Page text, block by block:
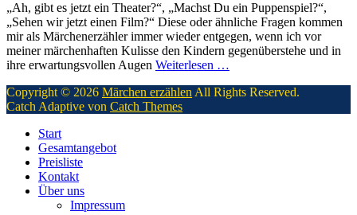
„Ah, gibt es jetzt ein Theater?“, „Machst Du ein Puppenspiel?“,
„Sehen wir jetzt einen Film?“ Diese oder ähnliche Fragen kommen
mir als Märchenerzähler immer wieder entgegen, wenn ich vor
meiner märchenhaften Kulisse den Kindern gegenüberstehe und in
ihre erwartungsvollen Augen Weiterlesen …
Copyright © 2026 Märchen erzählen All Rights Reserved.
Catch Adaptive von Catch Themes
oben
scrollen
Start
Gesamtangebot
Preisliste
Kontakt
Über uns
Impressum